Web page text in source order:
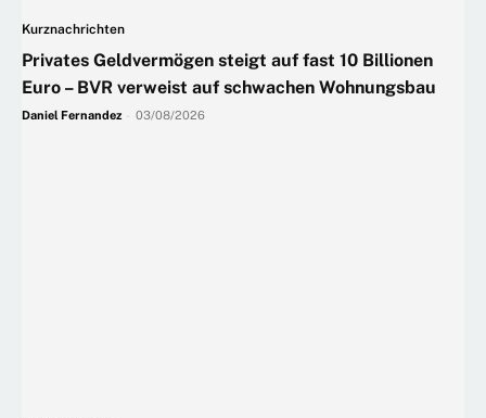
Kurznachrichten
Privates Geldvermögen steigt auf fast 10 Billionen
Euro – BVR verweist auf schwachen Wohnungsbau
Daniel Fernandez 03/08/2026